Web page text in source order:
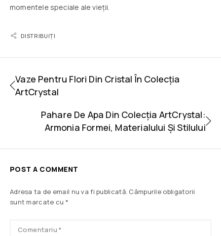
momentele speciale ale vieții.
DISTRIBUIȚI
Vaze Pentru Flori Din Cristal În Colecția
ArtCrystal
Pahare De Apa Din Colecția ArtCrystal:
Armonia Formei, Materialului Și Stilului
POST A COMMENT
Adresa ta de email nu va fi publicată. Câmpurile obligatorii
sunt marcate cu *